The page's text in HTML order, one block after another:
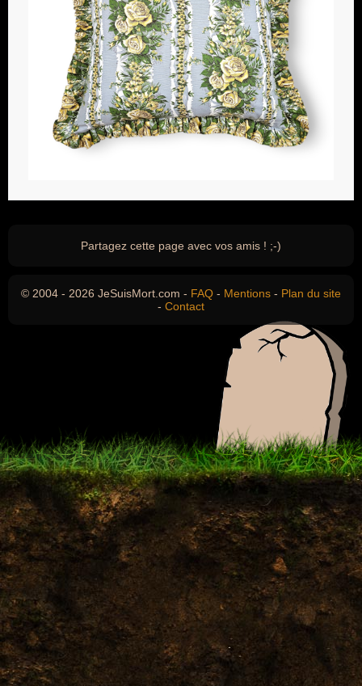
Partagez cette page avec vos amis ! ;-)
© 2004 - 2026 JeSuisMort.com - FAQ - Mentions - Plan du site
- Contact